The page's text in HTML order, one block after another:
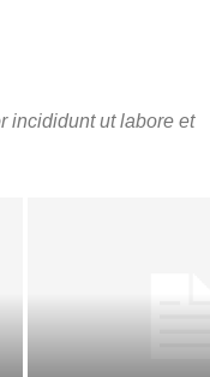
incididunt ut labore et